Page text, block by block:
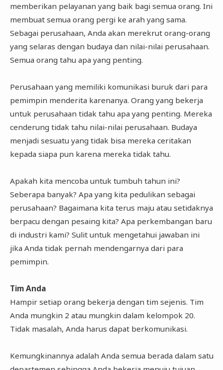
memberikan pelayanan yang baik bagi semua orang. Ini
membuat semua orang pergi ke arah yang sama.
Sebagai perusahaan, Anda akan merekrut orang-orang
yang selaras dengan budaya dan nilai-nilai perusahaan.
Semua orang tahu apa yang penting.
Perusahaan yang memiliki komunikasi buruk dari para
pemimpin menderita karenanya. Orang yang bekerja
untuk perusahaan tidak tahu apa yang penting. Mereka
cenderung tidak tahu nilai-nilai perusahaan. Budaya
menjadi sesuatu yang tidak bisa mereka ceritakan
kepada siapa pun karena mereka tidak tahu.
Apakah kita mencoba untuk tumbuh tahun ini?
Seberapa banyak? Apa yang kita pedulikan sebagai
perusahaan? Bagaimana kita terus maju atau setidaknya
berpacu dengan pesaing kita? Apa perkembangan baru
di industri kami? Sulit untuk mengetahui jawaban ini
jika Anda tidak pernah mendengarnya dari para
pemimpin.
Tim Anda
Hampir setiap orang bekerja dengan tim sejenis. Tim
Anda mungkin 2 atau mungkin dalam kelompok 20.
Tidak masalah, Anda harus dapat berkomunikasi.
Kemungkinannya adalah Anda semua berada dalam satu